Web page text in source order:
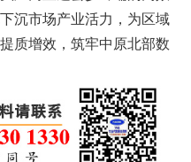
沉市场产业活力，为区域
质增效，筑牢中原北部数